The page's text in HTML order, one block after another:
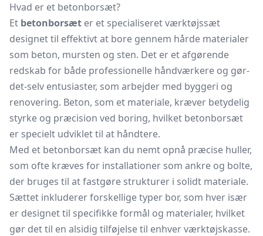
Hvad er et betonborsæt?
Et betonborsæt er et specialiseret værktøjssæt
designet til effektivt at bore gennem hårde materialer
som beton, mursten og sten. Det er et afgørende
redskab for både professionelle håndværkere og gør-
det-selv entusiaster, som arbejder med byggeri og
renovering. Beton, som et materiale, kræver betydelig
styrke og præcision ved boring, hvilket betonborsæt
er specielt udviklet til at håndtere.
Med et betonborsæt kan du nemt opnå præcise huller,
som ofte kræves for installationer som ankre og bolte,
der bruges til at fastgøre strukturer i solidt materiale.
Sættet inkluderer forskellige typer bor, som hver især
er designet til specifikke formål og materialer, hvilket
gør det til en alsidig tilføjelse til enhver værktøjskasse.